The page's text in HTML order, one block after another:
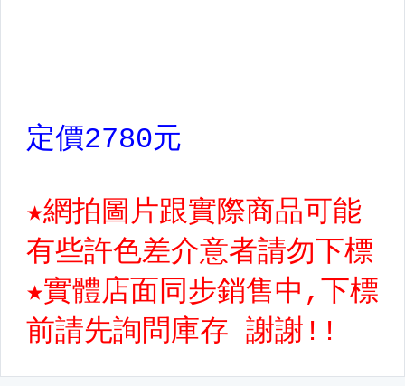
【足球用品區】
【桌球&網球田徑鞋用品區】
【配件】後背包
【配件】錢包.手拿包.鞋袋
【配件】側背.旅行袋